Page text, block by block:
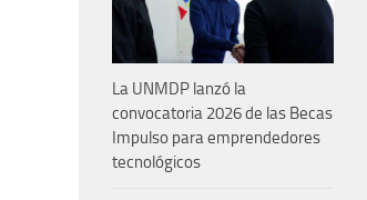
La UNMDP lanzó la
convocatoria 2026 de las Becas
Impulso para emprendedores
tecnológicos